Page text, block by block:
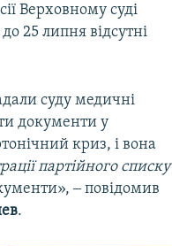
Верховному суді
25 липня відсутні
суду медичні
документи у
криз, і вона
партійного списку
‒ повідомив
.